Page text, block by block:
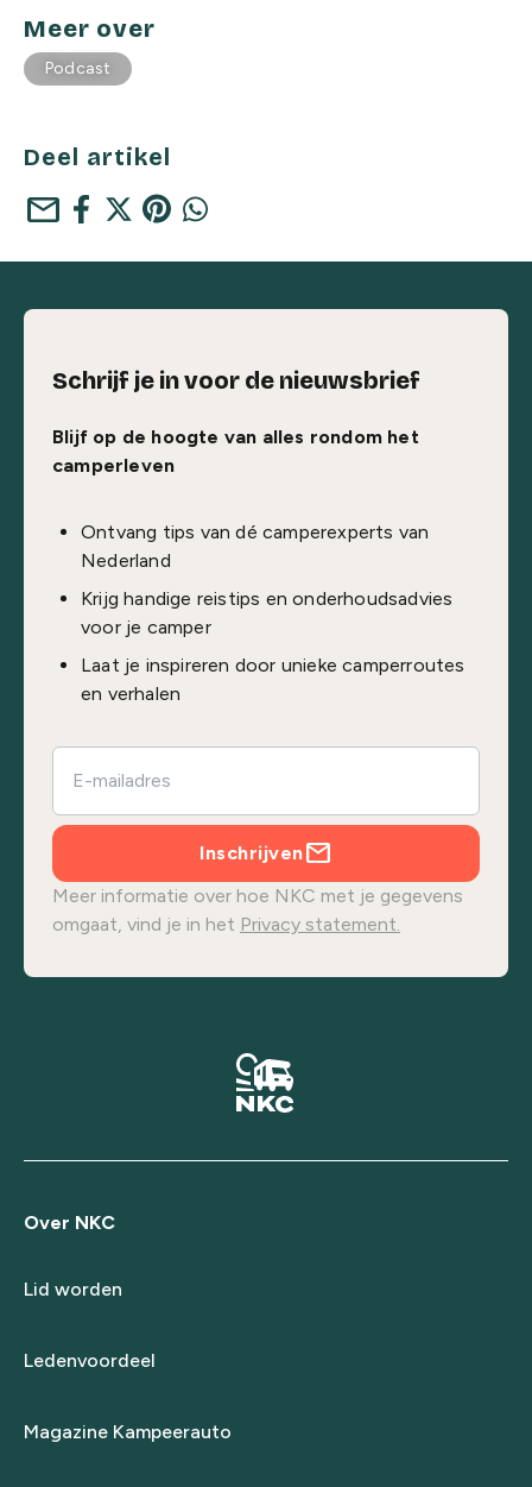
Meer over
Podcast
Deel artikel
mail
Schrijf je in voor de nieuwsbrief
Blijf op de hoogte van alles rondom het
camperleven
Ontvang tips van dé camperexperts van
Nederland
Krijg handige reistips en onderhoudsadvies
voor je camper
Laat je inspireren door unieke camperroutes
en verhalen
Inschrijven
Meer informatie over hoe NKC met je gegevens
omgaat, vind je in het Privacy statement.
Over NKC
Lid worden
Ledenvoordeel
Magazine Kampeerauto